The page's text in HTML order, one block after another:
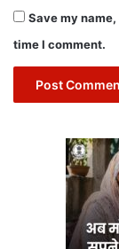
Save my
time I comment.